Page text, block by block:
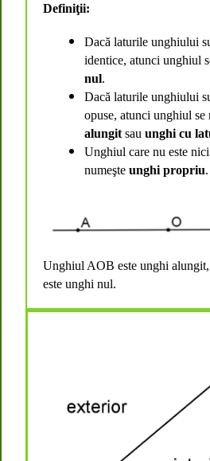
Definiţii:
Dacă laturile unghiului
identice, atunci unghiul
nul.
Dacă laturile unghiului
opuse, atunci unghiul se
alungit sau unghi cu
Unghiul care nu este n
numeşte unghi propriu.
Unghiul AOB este unghi
este unghi nul.